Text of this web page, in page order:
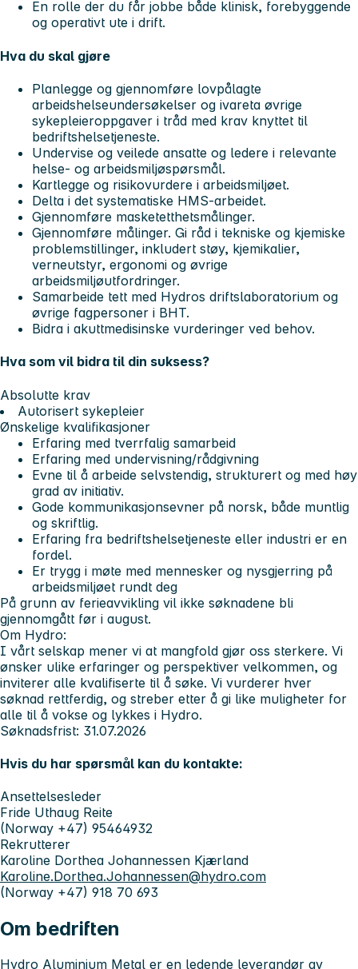
En rolle der du får jobbe både klinisk, forebyggende
og operativt ute i drift.
Hva du skal gjøre
Planlegge og gjennomføre lovpålagte
arbeidshelseundersøkelser og ivareta øvrige
sykepleieroppgaver i tråd med krav knyttet til
bedriftshelsetjeneste.
Undervise og veilede ansatte og ledere i relevante
helse- og arbeidsmiljøspørsmål.
Kartlegge og risikovurdere i arbeidsmiljøet.
Delta i det systematiske HMS-arbeidet.
Gjennomføre masketetthetsmålinger.
Gjennomføre målinger. Gi råd i tekniske og kjemiske
problemstillinger, inkludert støy, kjemikalier,
verneutstyr, ergonomi og øvrige
arbeidsmiljøutfordringer.
Samarbeide tett med Hydros driftslaboratorium og
øvrige fagpersoner i BHT.
Bidra i akuttmedisinske vurderinger ved behov.
Hva som vil bidra til din suksess?
Absolutte krav
Autorisert sykepleier
Ønskelige kvalifikasjoner
Erfaring med tverrfalig samarbeid
Erfaring med undervisning/rådgivning
Evne til å arbeide selvstendig, strukturert og med høy
grad av initiativ.
Gode kommunikasjonsevner på norsk, både muntlig
og skriftlig.
Erfaring fra bedriftshelsetjeneste eller industri er en
fordel.
Er trygg i møte med mennesker og nysgjerring på
arbeidsmiljøet rundt deg
På grunn av ferieavvikling vil ikke søknadene bli
gjennomgått før i august.
Om Hydro:
I vårt selskap mener vi at mangfold gjør oss sterkere. Vi
ønsker ulike erfaringer og perspektiver velkommen, og
inviterer alle kvalifiserte til å søke. Vi vurderer hver
søknad rettferdig, og streber etter å gi like muligheter for
alle til å vokse og lykkes i Hydro.
Søknadsfrist: 31.07.2026
Hvis du har spørsmål kan du kontakte:
Ansettelsesleder
Fride Uthaug Reite
(Norway +47) 95464932
Rekrutterer
Karoline Dorthea Johannessen Kjærland
Karoline.Dorthea.Johannessen@hydro.com
(Norway +47) 918 70 693
Om bedriften
Hydro Aluminium Metal er en ledende leverandør av